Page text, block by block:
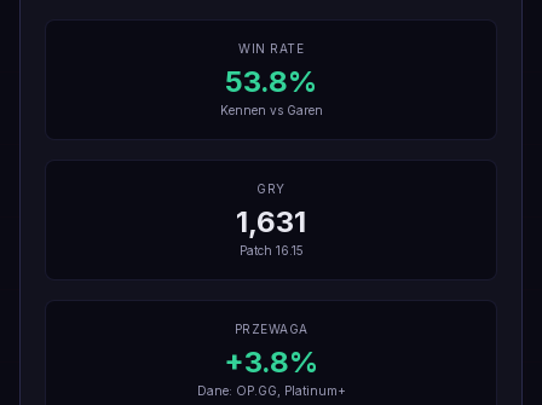
WIN RATE
53.8%
Kennen vs Garen
GRY
1,631
Patch 16.15
PRZEWAGA
+3.8%
Dane: OP.GG, Platinum+